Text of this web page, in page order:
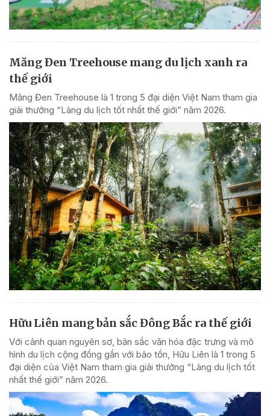
Măng Đen Treehouse mang du lịch xanh ra
thế giới
Măng Đen Treehouse là 1 trong 5 đại diện Việt Nam tham gia
giải thưởng “Làng du lịch tốt nhất thế giới” năm 2026.
Hữu Liên mang bản sắc Đông Bắc ra thế giới
Với cảnh quan nguyên sơ, bản sắc văn hóa đặc trưng và mô
hình du lịch cộng đồng gắn với bảo tồn, Hữu Liên là 1 trong 5
đại diện của Việt Nam tham gia giải thưởng “Làng du lịch tốt
nhất thế giới” năm 2026.